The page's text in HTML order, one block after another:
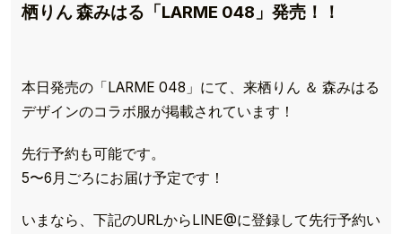
栖りん 森みはる「LARME 048」発売！！
本日発売の「LARME 048」にて、来栖りん ＆ 森みはる
デザインのコラボ服が掲載されています！
先行予約も可能です。
5〜6月ごろにお届け予定です！
いまなら、下記のURLからLINE@に登録して先行予約い